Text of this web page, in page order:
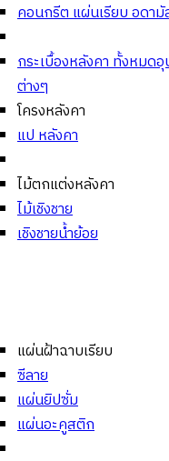
คอนกรีต แผ่นเรียบ อดา
กระเบื้องหลังคา ทั้งหมด
ต่างๆ
โครงหลังคา
แป หลังคา
ไม้ตกแต่งหลังคา
ไม้เชิงชาย
เชิงชายน้ำย้อย
แผ่นฝ้าฉาบเรียบ
ซีลาย
แผ่นยิปซั่ม
แผ่นอะคูสติก